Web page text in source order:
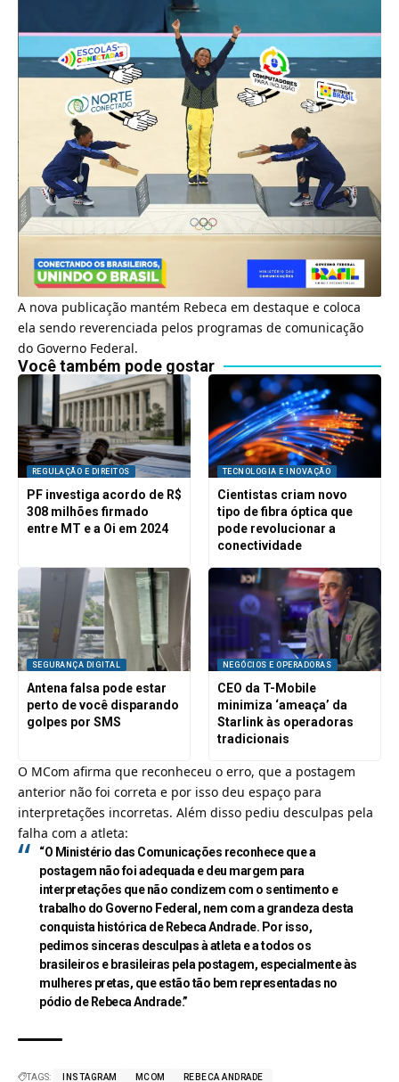
A nova publicação mantém Rebeca em destaque e coloca
ela sendo reverenciada pelos programas de comunicação
do Governo Federal.
Você também pode gostar
REGULAÇÃO E DIREITOS
PF investiga acordo de R$
308 milhões firmado
entre MT e a Oi em 2024
TECNOLOGIA E INOVAÇÃO
Cientistas criam novo
tipo de fibra óptica que
pode revolucionar a
conectividade
SEGURANÇA DIGITAL
Antena falsa pode estar
perto de você disparando
golpes por SMS
NEGÓCIOS E OPERADORAS
CEO da T-Mobile
minimiza ‘ameaça’ da
Starlink às operadoras
tradicionais
O MCom afirma que reconheceu o erro, que a postagem
anterior não foi correta e por isso deu espaço para
interpretações incorretas. Além disso pediu desculpas pela
falha com a atleta:
“O Ministério das Comunicações reconhece que a
postagem não foi adequada e deu margem para
interpretações que não condizem com o sentimento e
trabalho do Governo Federal, nem com a grandeza desta
conquista histórica de Rebeca Andrade. Por isso,
pedimos sinceras desculpas à atleta e a todos os
brasileiros e brasileiras pela postagem, especialmente às
mulheres pretas, que estão tão bem representadas no
pódio de Rebeca Andrade.”
TAGS: INSTAGRAM MCOM REBECA ANDRADE